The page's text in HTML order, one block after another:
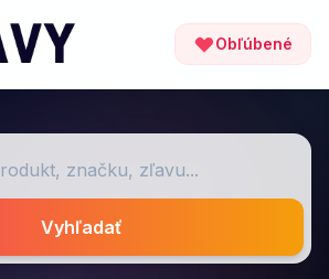
Obľúbené
Vyhľadať